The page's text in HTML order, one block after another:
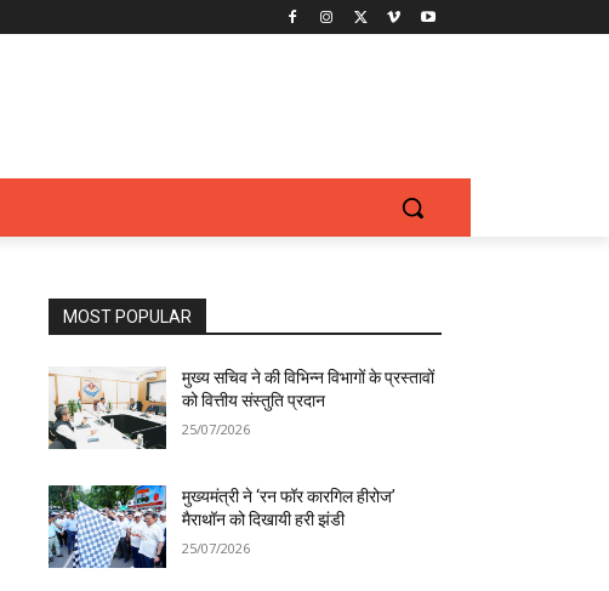
MOST POPULAR
मुख्य सचिव ने की विभिन्न विभागों के प्रस्तावों
को वित्तीय संस्तुति प्रदान
25/07/2026
मुख्यमंत्री ने ‘रन फॉर कारगिल हीरोज’
मैराथॉन को दिखायी हरी झंडी
25/07/2026